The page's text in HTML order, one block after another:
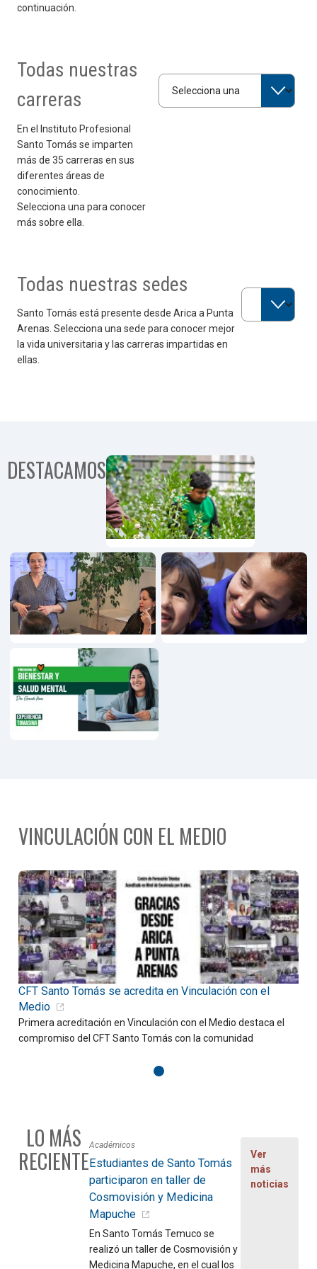
continuación.
Todas nuestras
carreras
En el Instituto Profesional
Santo Tomás se imparten
más de 35 carreras en sus
diferentes áreas de
conocimiento.
Selecciona una para conocer
más sobre ella.
Selecciona una carrera
Todas nuestras sedes
Santo Tomás está presente desde Arica a Punta
Arenas. Selecciona una sede para conocer mejor
la vida universitaria y las carreras impartidas en
ellas.
Selecciona una
DESTACAMOS
Programa
Emprendimiento,
Innovación y
Pymes
VINCULACIÓN CON EL MEDIO
CFT Santo Tomás se acredita en Vinculación con el
Medio
Primera acreditación en Vinculación con el Medio destaca el
compromiso del CFT Santo Tomás con la comunidad
LO MÁS
RECIENTE
Académicos
Estudiantes de Santo Tomás
participaron en taller de
Cosmovisión y Medicina
Mapuche
En Santo Tomás Temuco se
realizó un taller de Cosmovisión y
Medicina Mapuche, en el cual los
Ver
más
noticias